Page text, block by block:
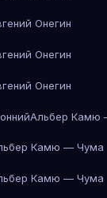
Онегин
Онегин
Онегин
Альбер Камю
Камю — Чума
Камю — Чума